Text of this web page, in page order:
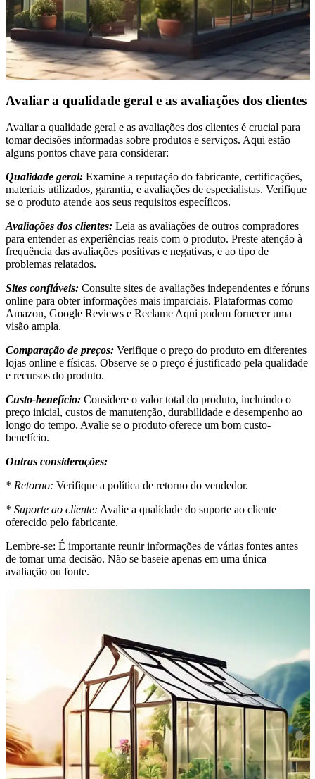
Avaliar a qualidade geral e as avaliações dos clientes
Avaliar a qualidade geral e as avaliações dos clientes é crucial para
tomar decisões informadas sobre produtos e serviços. Aqui estão
alguns pontos chave para considerar:
Qualidade geral:Examine a reputação do fabricante, certificações,
materiais utilizados, garantia, e avaliações de especialistas. Verifique
se o produto atende aos seus requisitos específicos.
Avaliações dos clientes:Leia as avaliações de outros compradores
para entender as experiências reais com o produto. Preste atenção à
frequência das avaliações positivas e negativas, e ao tipo de
problemas relatados.
Sites confiáveis:Consulte sites de avaliações independentes e fóruns
online para obter informações mais imparciais. Plataformas como
Amazon, Google Reviews e Reclame Aqui podem fornecer uma
visão ampla.
Comparação de preços:Verifique o preço do produto em diferentes
lojas online e físicas. Observe se o preço é justificado pela qualidade
e recursos do produto.
Custo-benefício:Considere o valor total do produto, incluindo o
preço inicial, custos de manutenção, durabilidade e desempenho ao
longo do tempo. Avalie se o produto oferece um bom custo-
benefício.
Outras considerações:
* Retorno: Verifique a política de retorno do vendedor.
* Suporte ao cliente: Avalie a qualidade do suporte ao cliente
oferecido pelo fabricante.
Lembre-se: É importante reunir informações de várias fontes antes
de tomar uma decisão. Não se baseie apenas em uma única
avaliação ou fonte.